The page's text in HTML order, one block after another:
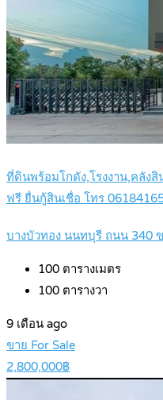
ที่ดินพร้อมโกดัง,โรงงาน,คลัง
ฟรี ยื่นกู้สินเชื่อ โทร
บางบัวทอง นนทบุรี ถนน 340
100 ตารางเมตร
100 ตารางวา
9 เดือน ago
ขาย For Sale
2,800,000฿